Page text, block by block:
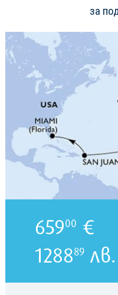
за
65900 €
128889лв.